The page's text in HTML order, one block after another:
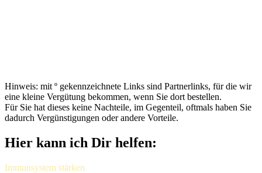
Hinweis: mit º gekennzeichnete Links sind Partnerlinks, für die wir
eine kleine Vergütung bekommen, wenn Sie dort bestellen.
Für Sie hat dieses keine Nachteile, im Gegenteil, oftmals haben Sie
dadurch Vergünstigungen oder andere Vorteile.
Hier kann ich Dir helfen:
Immunsystem stärken